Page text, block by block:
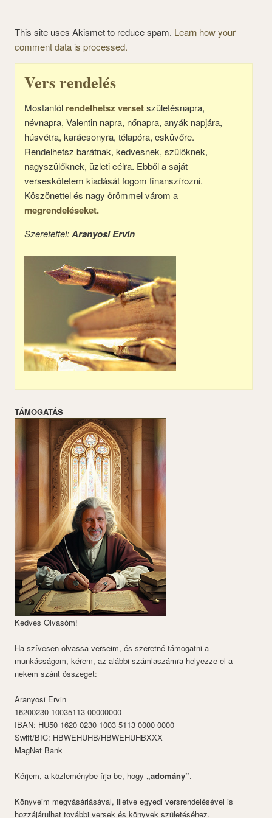
This site uses Akismet to reduce spam. Learn how your
comment data is processed.
Vers rendelés
Mostantól rendelhetsz versetszületésnapra,
névnapra, Valentin napra, nőnapra, anyák napjára,
húsvétra, karácsonyra, télapóra, esküvőre.
Rendelhetsz barátnak, kedvesnek, szülőknek,
nagyszülőknek, üzleti célra. Ebből a saját
verseskötetem kiadását fogom finanszírozni.
Köszönettel és nagy örömmel várom a
megrendeléseket.
Szeretettel:Aranyosi Ervin
TÁMOGATÁS
Kedves Olvasóm!
Ha szívesen olvassa verseim, és szeretné támogatni a
munkásságom, kérem, az alábbi számlaszámra helyezze el a
nekem szánt összeget:
Aranyosi Ervin
16200230-10035113-00000000
IBAN: HU50 1620 0230 1003 5113 0000 0000
Swift/BIC: HBWEHUHB/HBWEHUHBXXX
MagNet Bank
Kérjem, a közleménybe írja be, hogy „adomány”.
Könyveim megvásárlásával, illetve egyedi versrendelésével is
hozzájárulhat további versek és könyvek születéséhez.